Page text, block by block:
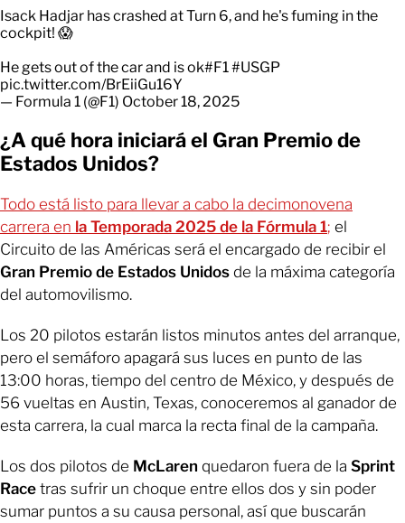
Isack Hadjar has crashed at Turn 6, and he's fuming in the
cockpit! 😱
He gets out of the car and is ok#F1#USGP
pic.twitter.com/BrEiiGu16Y
— Formula 1 (@F1) October 18, 2025
¿A qué hora iniciará el Gran Premio de
Estados Unidos?
Todo está listo para llevar a cabo la decimonovena
carrera en la Temporada 2025 de la Fórmula 1; el
Circuito de las Américas será el encargado de recibir el
Gran Premio de Estados Unidos de la máxima categoría
del automovilismo.
Los 20 pilotos estarán listos minutos antes del arranque,
pero el semáforo apagará sus luces en punto de las
13:00 horas, tiempo del centro de México, y después de
56 vueltas en Austin, Texas, conoceremos al ganador de
esta carrera, la cual marca la recta final de la campaña.
Los dos pilotos de McLaren quedaron fuera de la Sprint
Race tras sufrir un choque entre ellos dos y sin poder
sumar puntos a su causa personal, así que buscarán